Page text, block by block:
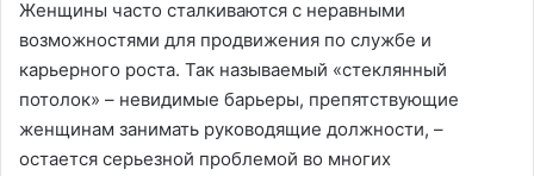
Женщины часто сталкиваются с неравными
возможностями для продвижения по службе и
карьерного роста. Так называемый «стеклянный
потолок» – невидимые барьеры, препятствующие
женщинам занимать руководящие должности, –
остается серьезной проблемой во многих